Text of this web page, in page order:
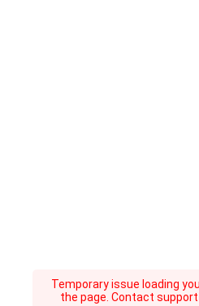
Temporary issue loading
the page. Contact